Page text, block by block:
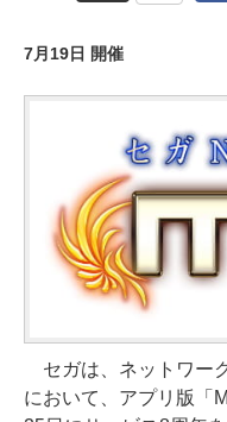
7月19日 開催
セガは、ネットワー
において、アプリ版「